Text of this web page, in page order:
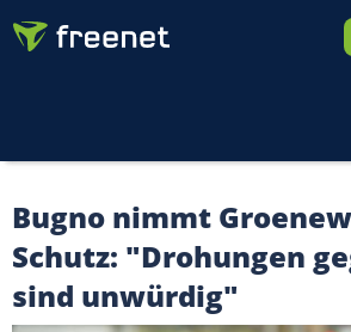
Bugno nimmt
Schutz: "Drohungen
sind unwürdig"